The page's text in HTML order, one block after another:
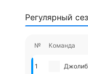
Регулярный
№ Команда
1